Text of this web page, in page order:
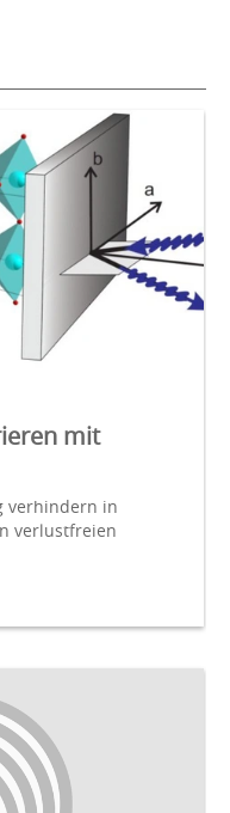
mit
verhindern in
verlustfreien